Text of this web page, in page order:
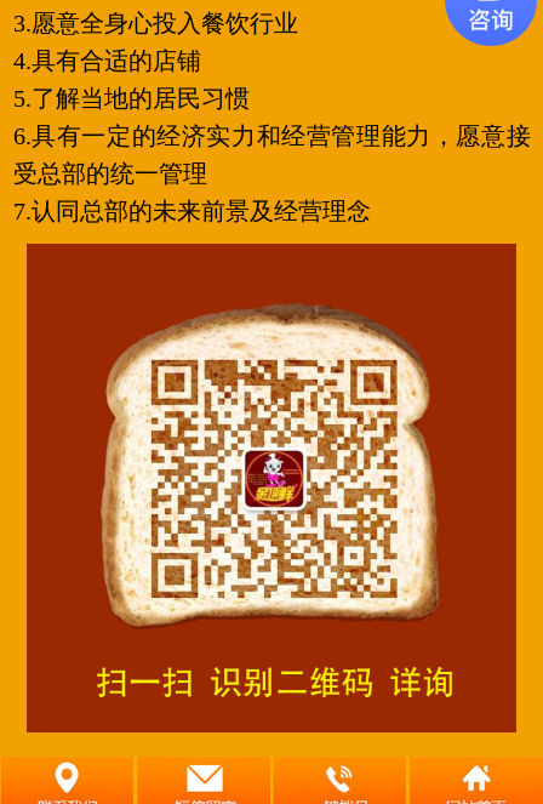
3.愿意全身心投入餐饮行业
4.具有合适的店铺
5.了解当地的居民习惯
6.具有一定的经济实力和经营管理能力，愿意接
受总部的统一管理
7.认同总部的未来前景及经营理念